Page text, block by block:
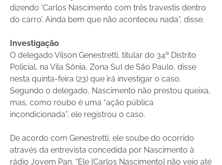
dizendo ‘Carlos Nascimento com três travestis dentro
do carro’. Ainda bem que não aconteceu nada”, disse.
Investigação
O delegado Vilson Genestretti, titular do 34º Distrito
Policial, na Vila Sônia, Zona Sul de São Paulo, disse
nesta quinta-feira (23) que irá investigar o caso.
Segundo o delegado, Nascimento não prestou queixa,
mas, como roubo é uma “ação pública
incondicionada”, ele registrou o caso.
De acordo com Genestretti, ele soube do ocorrido
através da entrevista concedida por Nascimento à
rádio Jovem Pan. “Ele [Carlos Nascimento] não veio até